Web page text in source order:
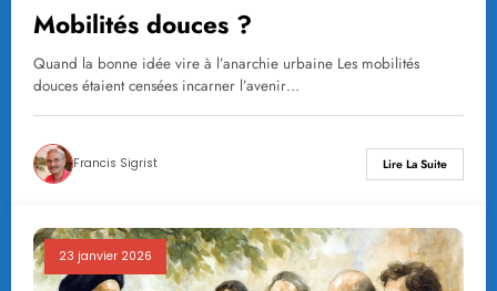
Mobilités douces ?
Quand la bonne idée vire à l’anarchie urbaine Les mobilités
douces étaient censées incarner l’avenir…
Francis Sigrist Lire La Suite
23 janvier 2026